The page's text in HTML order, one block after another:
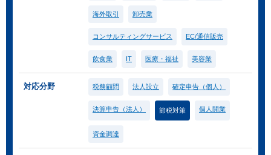
海外取引 卸売業
コンサルティングサービス EC/通信販売
飲食業 IT 医療・福祉 美容業
対応分野 税務顧問 法人設立 確定申告（個人）
決算申告（法人） 節税対策 個人開業
資金調達